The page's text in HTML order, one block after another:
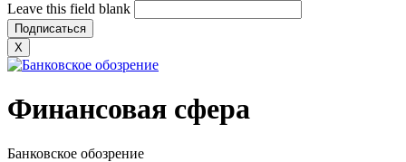
Leave this field blank
X
Финансовая сфера
Банковское обозрение